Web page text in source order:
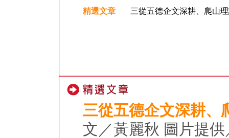
精選文章 三從五德企文深耕、爬山
三從五德企文深耕、
文／黃麗秋 圖片提